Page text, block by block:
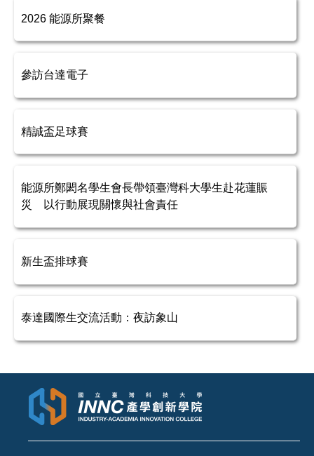
2026 能源所聚餐
參訪台達電子
精誠盃足球賽
能源所鄭閎名學生會長帶領臺灣科大學生赴花蓮賑
災 以行動展現關懷與社會責任
新生盃排球賽
泰達國際生交流活動：夜訪象山